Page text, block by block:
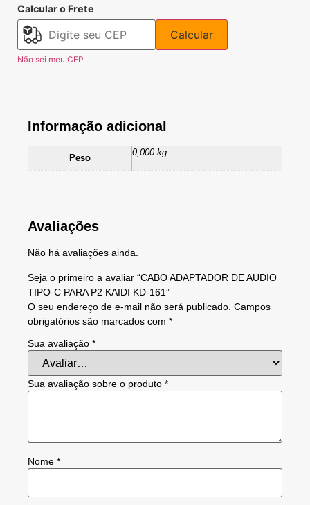
Calcular o Frete
Calcular
Não sei meu CEP
Informação adicional
Peso
0,000 kg
Avaliações
Não há avaliações ainda.
Seja o primeiro a avaliar “CABO ADAPTADOR DE AUDIO
TIPO-C PARA P2 KAIDI KD-161”
O seu endereço de e-mail não será publicado. Campos
obrigatórios são marcados com *
Sua avaliação *
Sua avaliação sobre o produto *
Nome *